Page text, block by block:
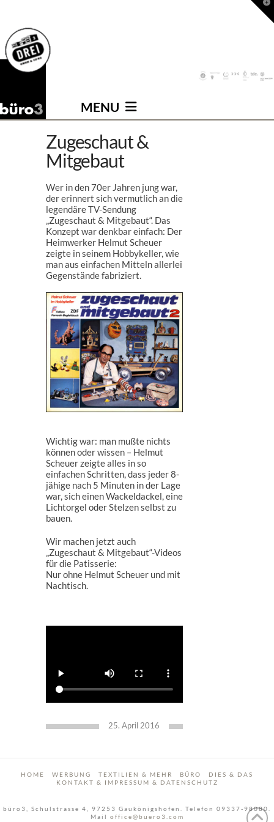
MENU
Zugeschaut &
Mitgebaut
Wer in den 70er Jahren jung war,
der erinnert sich vermutlich an die
legendäre TV-Sendung
„Zugeschaut & Mitgebaut“. Das
Konzept war denkbar einfach: Der
Heimwerker Helmut Scheuer
zeigte in seinem Hobbykeller, wie
man aus einfachen Mitteln allerlei
Gegenstände fabriziert.
Wichtig war: man mußte nichts
können oder wissen – Helmut
Scheuer zeigte alles in so
einfachen Schritten, dass jeder 8-
jähige nach 5 Minuten in der Lage
war, sich einen Wackeldackel, eine
Lichtorgel oder Stelzen selbst zu
bauen.
Wir machen jetzt auch
„Zugeschaut & Mitgebaut“-Videos
für die Patisserie:
Nur ohne Helmut Scheuer und mit
Nachtisch.
25. April 2016
HOME WERBUNG TEXTILIEN & MEHR BÜRO
DIES & DAS
KONTAKT & IMPRESSUM & DATENSCHUTZ
büro3, Schulstrasse 4, 97253 Gaukönigshofen. Telefon 09337-98080.
Mail office@buero3.com